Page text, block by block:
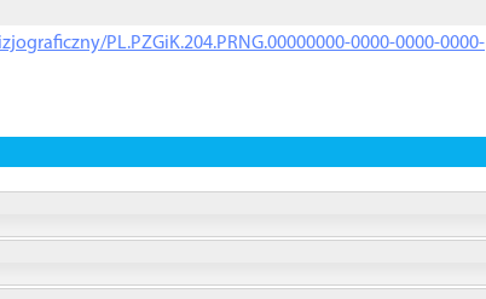
PL.PZGiK.204.PRNG.00000000-0000-0000-0000-